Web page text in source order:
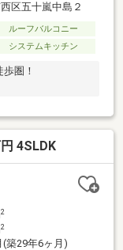
区五十嵐中島２
ルーフバルコニー
システムキッチン
圏！
4SLDK
2
2
(築29年6ヶ月)